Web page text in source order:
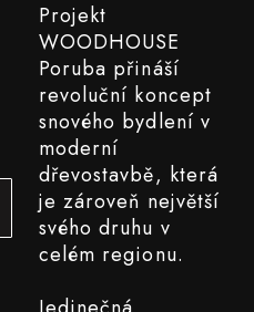
Projekt
WOODHOUSE
Poruba přináší
revoluční koncept
snového bydlení v
moderní
dřevostavbě, která
je zároveň největší
svého druhu v
celém regionu.